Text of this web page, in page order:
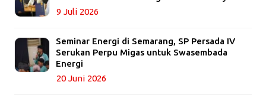
9 Juli 2026
Seminar Energi di Semarang, SP Persada IV
Serukan Perpu Migas untuk Swasembada
Energi
20 Juni 2026